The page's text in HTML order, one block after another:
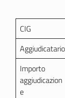
CIG
Aggiudicatario
Importo
aggiudicazion
e